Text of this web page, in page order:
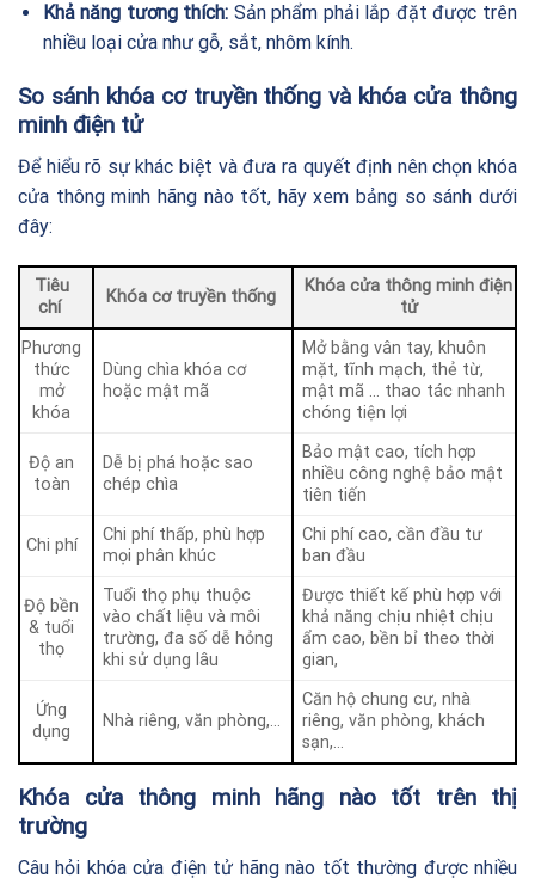
Khả năng tương thích: Sản phẩm phải lắp đặt được trên
nhiều loại cửa như gỗ, sắt, nhôm kính.
So sánh khóa cơ truyền thống và khóa cửa thông
minh điện tử
Để hiểu rõ sự khác biệt và đưa ra quyết định nên chọn khóa
cửa thông minh hãng nào tốt, hãy xem bảng so sánh dưới
đây:
Tiêu
chí
Khóa cơ truyền thống
Khóa cửa thông minh điện
tử
Phương
thức
mở
khóa
Dùng chìa khóa cơ
hoặc mật mã
Mở bằng vân tay, khuôn
mặt, tĩnh mạch, thẻ từ,
mật mã … thao tác nhanh
chóng tiện lợi
Độ an
toàn
Dễ bị phá hoặc sao
chép chìa
Bảo mật cao, tích hợp
nhiều công nghệ bảo mật
tiên tiến
Chi phí
Chi phí thấp, phù hợp
mọi phân khúc
Chi phí cao, cần đầu tư
ban đầu
Độ bền
& tuổi
thọ
Tuổi thọ phụ thuộc
vào chất liệu và môi
trường, đa số dễ hỏng
khi sử dụng lâu
Được thiết kế phù hợp với
khả năng chịu nhiệt chịu
ẩm cao, bền bỉ theo thời
gian,
Ứng
dụng
Nhà riêng, văn phòng,…
Căn hộ chung cư, nhà
riêng, văn phòng, khách
sạn,…
Khóa cửa thông minh hãng nào tốt trên thị
trường
Câu hỏi khóa cửa điện tử hãng nào tốt thường được nhiều